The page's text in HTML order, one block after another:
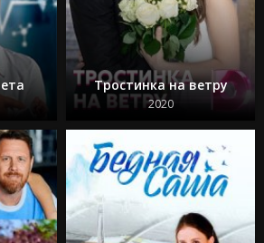
Тростинка на ветру
2020